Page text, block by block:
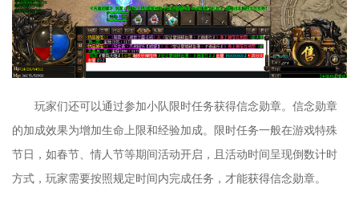
玩家们还可以通过参加小队限时任务获得信念勋章。信念勋章
的加成效果为增加生命上限和经验加成。限时任务一般在游戏特殊
节日，如春节、情人节等期间活动开启，且活动时间呈现倒数计时
方式，玩家需要按照规定时间内完成任务，才能获得信念勋章。